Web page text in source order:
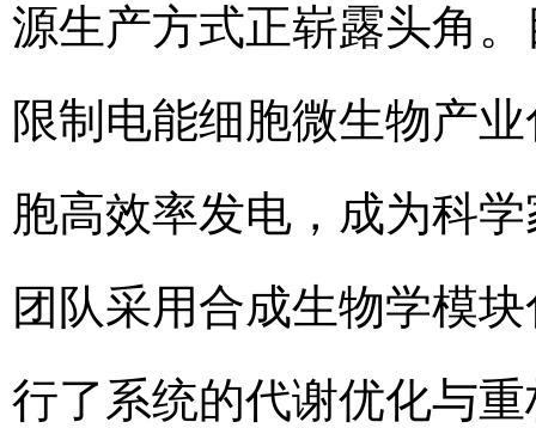
源生产方式正崭露头角
限制电能细胞微生物产
胞高效率发电，成为科
团队采用合成生物学模
行了系统的代谢优化与